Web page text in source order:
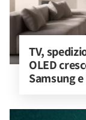
TV,
OLED
Samsung e